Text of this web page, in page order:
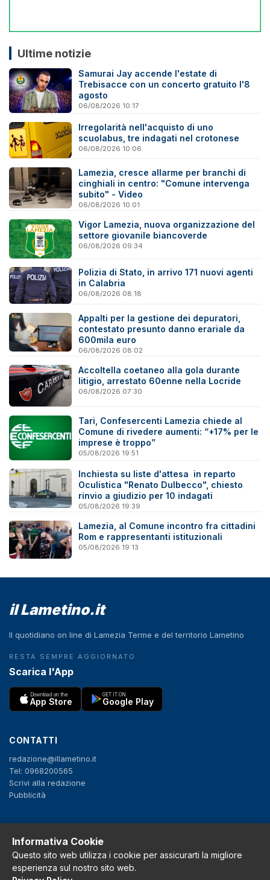
Ultime notizie
Samurai Jay accende l'estate di
Trebisacce con un concerto gratuito l'8
agosto
06/08/2026 10:17
Irregolarità nell'acquisto di uno
scuolabus, tre indagati nel crotonese
06/08/2026 10:06
Lamezia, cresce allarme per branchi di
cinghiali in centro: "Comune intervenga
subito" - Video
06/08/2026 10:01
Vigor Lamezia, nuova organizzazione del
settore giovanile biancoverde
06/08/2026 09:34
Polizia di Stato, in arrivo 171 nuovi agenti
in Calabria
06/08/2026 08:18
Appalti per la gestione dei depuratori,
contestato presunto danno erariale da
600mila euro
06/08/2026 08:02
Accoltella coetaneo alla gola durante
litigio, arrestato 60enne nella Locride
06/08/2026 07:30
Tari, Confesercenti Lamezia chiede al
Comune di rivedere aumenti: “+17% per le
imprese è troppo”
05/08/2026 19:51
Inchiesta su liste d'attesa in reparto
Oculistica "Renato Dulbecco", chiesto
rinvio a giudizio per 10 indagati
05/08/2026 19:39
Lamezia, al Comune incontro fra cittadini
Rom e rappresentanti istituzionali
05/08/2026 19:13
il Lametino.it
Il quotidiano on line di Lamezia Terme e del territorio Lametino
RESTA SEMPRE AGGIORNATO
Scarica l'App
Download on the
App Store
GET IT ON
Google Play
CONTATTI
redazione@illametino.it
Tel: 0968200565
Scrivi alla redazione
Pubblicità
f X IG YT
Informativa Cookie
Questo sito web utilizza i cookie per assicurarti la migliore
esperienza sul nostro sito web.